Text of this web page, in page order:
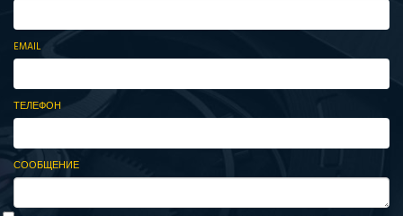
EMAIL
ТЕЛЕФОН
СООБЩЕНИЕ